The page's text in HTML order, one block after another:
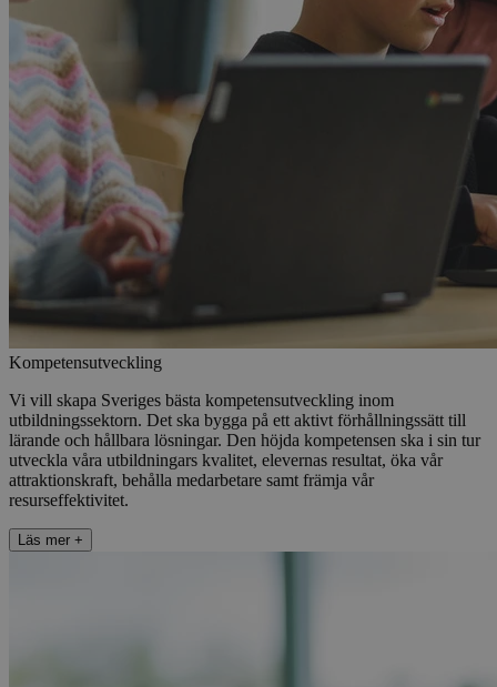
Kompetensutveckling​​​​‌ ‍ ​‍​‍‌‍ ‌ ​‍‌‍‍‌‌‍‌ ‌‍‍‌‌‍ ‍​‍​‍​ ‍‍​‍​‍‌ ​ ‌‍​‌‌‍ ‍‌‍‍‌‌ ‌​‌ ‍‌​‍ ‍‌‍‍‌‌‍ ​‍​‍​‍ ​​‍​‍‌‍‍​‌ ​‍‌‍‌‌‌‍‌‍​‍​‍​ ‍‍​‍​‍​‍ ‌ ​ ‌ ‌​‌ ‌‌‌‍‌​‌‍‍‌‌‍ ​‍ ‌‍‍‌‌‍ ‍‌ ‌​‌‍‌‌‌‍ ‍‌ ‌​​‍ ‌‍‌‌‌‍‌​‌‍‍‌‌ ‌​​‍ ‌‍ ‌‌‍ ‌‍‌​‌‍‌‌​ ‌‌ ​​‌ ​‍‌‍‌‌‌ ​ ‌‍‌‌‌‍ ‍‌ ‌​‌‍​‌‌ ‌​‌‍‍‌‌‍ ‌‍ ‍​ ‍ ‌‍‍‌‌‍‌​​ ‌​ ​‌​ ​‌​ ‌‌‌‍‌‍​ ​‌‌‍‌‌‌‍​‍​ ‌‌​‍ ‌​ ‌​​ ‌​‌‍​‌‌‍‌‍​‍ ‌​ ‌​​ ​ ​ ‌ ‌‍‌‌​‍ ‌‌‍​‍​ ​‍‌‍​‍​ ‌‍​‍ ‌‌‍‌‍‌‍​ ​ ‍‌‌‍‌​​ ​‌‌‍​‌​ ‌ ​ ‌‍​ ‍​​ ​ ‌‍​‌​ ​‌​ ‍ ‌ ‌​‌ ‍‌‌ ​​‌‍‌‌​ ‌‌‍​‌‌ ​‍‌ ‌​‌‍‍‌‌‍​ ‌‍ ​‌‍‌‌‌‌​​‌‍​‌‌‍‌ ‌‍‌‌​ ‍ ‌ ​​‌‍​‌‌ ‌​‌‍‍​​ ‌‌ ​​‌‍​‌‌‍‌ ‌‍‌‌‌​​‍‌ ‌‌‌‍‍‌‌‍ ​‌‍‌​‌‍‌‌‌ ​‍​‍‌‌​ ‌‌‌​​‍‌‌ ‌‍‍ ‌‍‌‌‌ ‍‌​‍‌‌​ ​ ‌​‌​​‍‌‌​ ​ ‌​‌​​‍‌‌​ ​‍​ ​‍​ ‌ ‌‍‌‍‌‍​‍‌‍‌​​ ‍‌​ ‌​‌‍‌‍‌‍‌​‌‍​ ​ ‌ ​ ‍‌‌‍‌​​‍‌‌​ ​‍​ ​‍​‍‌‌​ ‌‌‌​‌​​‍ ‍‌ ‌ ‌‍‌‌‌‍‌‌‌‍‍ ‌ ​ ​‍‌‌​ ‌‌‌​​‍‌‌ ‌‍‍ ‌‍‌‌‌ ‍‌​‍‌‌​ ​ ‌​‌​​‍‌‌​ ​ ‌​‌​​‍‌‌​ ​‍​ ​‍​ ‌ ‌‍‌‍‌‍‌‌​ ​​‌‍​‍‌‍‌‌​ ​​​ ​‍​ ​ ​ ​‍​ ‍‌​ ​​​‍‌‌​ ​‍​ ​‍​‍‌‌​ ‌‌‌​‌​​‍ ‍‌ ​ ‌‍​ ‌‍‍​‌‍‌‌‌‍‌​‌ ‌‌‌‍ ​‌‍‌‌​‍‌‌​ ‌‌‌​​‍‌‌ ‌‍‍ ‌‍‌‌‌ ‍‌​‍‌‌​ ​ ‌​‌​​‍‌‌​ ​ ‌​‌​​‍‌‌​ ​‍​ ​‍‌‍‌‌‌‍‌​‌‍‌‍​ ​‍​ ‌‍‌‍​‍​ ‌​‌‍​‌‌‍‌‌‌‍‌‌​ ​‌‌‍​‌​‍‌‌​ ​‍​ ​‍​‍‌‌​ ‌‌‌​‌​​‍ ‍‌‍‍​‌‍‌‌‌‍​‌‌‍‌​‌‍‍‌‌‍ ‍‌‍‌ ​ ‌‍​‍‌‍​‌‌ ​ ‌‍‌‌‌‌‌‌‌ ​‍‌‍ ​​ ‌​‍‌‌​ ​‍‌​‌‍‌ ​ ‌ ‌​‌ ‌‌‌‍‌​‌‍‍‌‌‍ ​‍‌‍‌‍‍‌‌‍‌​​ ‌​ ​‌​ ​‌​ ‌‌‌‍‌‍​ ​‌‌‍‌‌‌‍​‍​ ‌‌​‍ ‌​ ‌​​ ‌​‌‍​‌‌‍‌‍​‍ ‌​ ‌​​ ​ ​ ‌ ‌‍‌‌​‍ ‌‌‍​‍​ ​‍‌‍​‍​ ‌‍​‍ ‌‌‍‌‍‌‍​ ​ ‍‌‌‍‌​​ ​‌‌‍​‌​ ‌ ​ ‌‍​ ‍​​ ​ ‌‍​‌​ ​‌​‍‌‍‌ ‌​‌ ‍‌‌ ​​‌‍‌‌​ ‌‌‍​‌‌ ​‍‌ ‌​‌‍‍‌‌‍​ ‌‍ ​‌‍‌‌‌‌​​‌‍​‌‌‍‌ ‌‍‌‌​‍‌‍‌ ​​‌‍​‌‌ ‌​‌‍‍​​ ‌‌ ​​‌‍​‌‌‍‌ ‌‍‌‌‌​​‍‌ ‌‌‌‍‍‌‌‍ ​‌‍‌​‌‍‌‌‌ ​‍​‍‌‌​ ‌‌‌​​‍‌‌ ‌‍‍ ‌‍‌‌‌ ‍‌​‍‌‌​ ​ ‌​‌​​‍‌‌​ ​ ‌​‌​​‍‌‌​ ​‍​ ​‍​ ‌ ‌‍‌‍‌‍​‍‌‍‌​​ ‍‌​ ‌​‌‍‌‍‌‍‌​‌‍​ ​ ‌ ​ ‍‌‌‍‌​​‍‌‌​ ​‍​ ​‍​‍‌‌​ ‌‌‌​‌​​‍ ‍‌ ‌ ‌‍‌‌‌‍‌‌‌‍‍ ‌ ​ ​‍‌‌​ ‌‌‌​​‍‌‌ ‌‍‍ ‌‍‌‌‌ ‍‌​‍‌‌​ ​ ‌​‌​​‍‌‌​ ​ ‌​‌​​‍‌‌​ ​‍​ ​‍​ ‌ ‌‍‌‍‌‍‌‌​ ​​‌‍​‍‌‍‌‌​ ​​​ ​‍​ ​ ​ ​‍​ ‍‌​ ​​​‍‌‌​ ​‍​ ​‍​‍‌‌​ ‌‌‌​‌​​‍ ‍‌ ​ ‌‍​ ‌‍‍​‌‍‌‌‌‍‌​‌ ‌‌‌‍ ​‌‍‌‌​‍‌‌​ ‌‌‌​​‍‌‌ ‌‍‍ ‌‍‌‌‌ ‍‌​‍‌‌​ ​ ‌​‌​​‍‌‌​ ​ ‌​‌​​‍‌‌​ ​‍​ ​‍‌‍‌‌‌‍‌​‌‍‌‍​ ​‍​ ‌‍‌‍​‍​ ‌​‌‍​‌‌‍‌‌‌‍‌‌​ ​‌‌‍​‌​‍‌‌​ ​‍​ ​‍​‍‌‌​ ‌‌‌​‌​​‍ ‍‌‍‍​‌‍‌‌‌‍​‌‌‍‌​‌‍‍‌‌‍ ‍‌‍‌ ​‍‌‍‌ ​​‌‍‌‌‌ ​‍‌ ​ ‌ ​​‌‍‌‌‌‍​ ‌ ‌​‌‍‍‌‌ ‌‍‌‍‌‌​ ‌‌ ​​‌ ‌‌‌‍​‍‌‍ ​‌‍‍‌‌ ​ ‌‍‍​‌‍‌‌‌‍‌​​‍​‍‌ ‌
Vi vill skapa Sveriges bästa kompetensutveckling inom
utbildningssektorn. Det ska bygga på ett aktivt förhållningssätt till
lärande och hållbara lösningar. Den höjda kompetensen ska i sin tur
utveckla våra utbildningars kvalitet, elevernas resultat, öka vår
attraktionskraft, behålla medarbetare samt främja vår
resurseffektivitet.​​​​‌ ‍ ​‍​‍‌‍ ‌ ​‍‌‍‍‌‌‍‌ ‌‍‍‌‌‍ ‍​‍​‍​ ‍‍​‍​‍‌ ​ ‌‍​‌‌‍ ‍‌‍‍‌‌ ‌​‌ ‍‌​‍ ‍‌‍‍‌‌‍ ​‍​‍​‍ ​​‍​‍‌‍‍​‌ ​‍‌‍‌‌‌‍‌‍​‍​‍​ ‍‍​‍​‍​‍ ‌ ​ ‌ ‌​‌ ‌‌‌‍‌​‌‍‍‌‌‍ ​‍ ‌‍‍‌‌‍ ‍‌ ‌​‌‍‌‌‌‍ ‍‌ ‌​​‍ ‌‍‌‌‌‍‌​‌‍‍‌‌ ‌​​‍ ‌‍ ‌‌‍ ‌‍‌​‌‍‌‌​ ‌‌ ​​‌ ​‍‌‍‌‌‌ ​ ‌‍‌‌‌‍ ‍‌ ‌​‌‍​‌‌ ‌​‌‍‍‌‌‍ ‌‍ ‍​ ‍ ‌‍‍‌‌‍‌​​ ‌​ ​‌​ ​‌​ ‌‌‌‍‌‍​ ​‌‌‍‌‌‌‍​‍​ ‌‌​‍ ‌​ ‌​​ ‌​‌‍​‌‌‍‌‍​‍ ‌​ ‌​​ ​ ​ ‌ ‌‍‌‌​‍ ‌‌‍​‍​ ​‍‌‍​‍​ ‌‍​‍ ‌‌‍‌‍‌‍​ ​ ‍‌‌‍‌​​ ​‌‌‍​‌​ ‌ ​ ‌‍​ ‍​​ ​ ‌‍​‌​ ​‌​ ‍ ‌ ‌​‌ ‍‌‌ ​​‌‍‌‌​ ‌‌‍​‌‌ ​‍‌ ‌​‌‍‍‌‌‍​ ‌‍ ​‌‍‌‌‌‌​​‌‍​‌‌‍‌ ‌‍‌‌​ ‍ ‌ ​​‌‍​‌‌ ‌​‌‍‍​​ ‌‌ ​​‌‍​‌‌‍‌ ‌‍‌‌‌​​‍‌ ‌‌‌‍‍‌‌‍ ​‌‍‌​‌‍‌‌‌ ​‍​‍‌‌​ ‌‌‌​​‍‌‌ ‌‍‍ ‌‍‌‌‌ ‍‌​‍‌‌​ ​ ‌​‌​​‍‌‌​ ​ ‌​‌​​‍‌‌​ ​‍​ ​‍​ ‌ ‌‍‌‍‌‍​‍‌‍‌​​ ‍‌​ ‌​‌‍‌‍‌‍‌​‌‍​ ​ ‌ ​ ‍‌‌‍‌​​‍‌‌​ ​‍​ ​‍​‍‌‌​ ‌‌‌​‌​​‍ ‍‌ ‌ ‌‍‌‌‌‍‌‌‌‍‍ ‌ ​ ​‍‌‌​ ‌‌‌​​‍‌‌ ‌‍‍ ‌‍‌‌‌ ‍‌​‍‌‌​ ​ ‌​‌​​‍‌‌​ ​ ‌​‌​​‍‌‌​ ​‍​ ​‍​ ‌ ‌‍‌‍‌‍‌‌​ ​​‌‍​‍‌‍‌‌​ ​​​ ​‍​ ​ ​ ​‍​ ‍‌​ ​​​‍‌‌​ ​‍​ ​‍​‍‌‌​ ‌‌‌​‌​​‍ ‍‌ ​ ‌‍​ ‌‍‍​‌‍‌‌‌‍‌​‌ ‌‌‌‍ ​‌‍‌‌​‍‌‌​ ‌‌‌​​‍‌‌ ‌‍‍ ‌‍‌‌‌ ‍‌​‍‌‌​ ​ ‌​‌​​‍‌‌​ ​ ‌​‌​​‍‌‌​ ​‍​ ​‍‌‍‌‌‌‍‌​‌‍‌‍​ ​‍​ ‌‍‌‍​‍​ ‌​‌‍​‌‌‍‌‌‌‍‌‌​ ​‌‌‍​‌​‍‌‌​ ​‍​ ​‍​‍‌‌​ ‌‌‌​‌​​‍ ‍‌ ‌​‌‍‌‌‌ ‍​‌ ‌​​ ‌‍​‍‌‍​‌‌ ​ ‌‍‌‌‌‌‌‌‌ ​‍‌‍ ​​ ‌​‍‌‌​ ​‍‌​‌‍‌ ​ ‌ ‌​‌ ‌‌‌‍‌​‌‍‍‌‌‍ ​‍‌‍‌‍‍‌‌‍‌​​ ‌​ ​‌​ ​‌​ ‌‌‌‍‌‍​ ​‌‌‍‌‌‌‍​‍​ ‌‌​‍ ‌​ ‌​​ ‌​‌‍​‌‌‍‌‍​‍ ‌​ ‌​​ ​ ​ ‌ ‌‍‌‌​‍ ‌‌‍​‍​ ​‍‌‍​‍​ ‌‍​‍ ‌‌‍‌‍‌‍​ ​ ‍‌‌‍‌​​ ​‌‌‍​‌​ ‌ ​ ‌‍​ ‍​​ ​ ‌‍​‌​ ​‌​‍‌‍‌ ‌​‌ ‍‌‌ ​​‌‍‌‌​ ‌‌‍​‌‌ ​‍‌ ‌​‌‍‍‌‌‍​ ‌‍ ​‌‍‌‌‌‌​​‌‍​‌‌‍‌ ‌‍‌‌​‍‌‍‌ ​​‌‍​‌‌ ‌​‌‍‍​​ ‌‌ ​​‌‍​‌‌‍‌ ‌‍‌‌‌​​‍‌ ‌‌‌‍‍‌‌‍ ​‌‍‌​‌‍‌‌‌ ​‍​‍‌‌​ ‌‌‌​​‍‌‌ ‌‍‍ ‌‍‌‌‌ ‍‌​‍‌‌​ ​ ‌​‌​​‍‌‌​ ​ ‌​‌​​‍‌‌​ ​‍​ ​‍​ ‌ ‌‍‌‍‌‍​‍‌‍‌​​ ‍‌​ ‌​‌‍‌‍‌‍‌​‌‍​ ​ ‌ ​ ‍‌‌‍‌​​‍‌‌​ ​‍​ ​‍​‍‌‌​ ‌‌‌​‌​​‍ ‍‌ ‌ ‌‍‌‌‌‍‌‌‌‍‍ ‌ ​ ​‍‌‌​ ‌‌‌​​‍‌‌ ‌‍‍ ‌‍‌‌‌ ‍‌​‍‌‌​ ​ ‌​‌​​‍‌‌​ ​ ‌​‌​​‍‌‌​ ​‍​ ​‍​ ‌ ‌‍‌‍‌‍‌‌​ ​​‌‍​‍‌‍‌‌​ ​​​ ​‍​ ​ ​ ​‍​ ‍‌​ ​​​‍‌‌​ ​‍​ ​‍​‍‌‌​ ‌‌‌​‌​​‍ ‍‌ ​ ‌‍​ ‌‍‍​‌‍‌‌‌‍‌​‌ ‌‌‌‍ ​‌‍‌‌​‍‌‌​ ‌‌‌​​‍‌‌ ‌‍‍ ‌‍‌‌‌ ‍‌​‍‌‌​ ​ ‌​‌​​‍‌‌​ ​ ‌​‌​​‍‌‌​ ​‍​ ​‍‌‍‌‌‌‍‌​‌‍‌‍​ ​‍​ ‌‍‌‍​‍​ ‌​‌‍​‌‌‍‌‌‌‍‌‌​ ​‌‌‍​‌​‍‌‌​ ​‍​ ​‍​‍‌‌​ ‌‌‌​‌​​‍ ‍‌ ‌​‌‍‌‌‌ ‍​‌ ‌​​‍‌‍‌ ​​‌‍‌‌‌ ​‍‌ ​ ‌ ​​‌‍‌‌‌‍​ ‌ ‌​‌‍‍‌‌ ‌‍‌‍‌‌​ ‌‌ ​​‌ ‌‌‌‍​‍‌‍ ​‌‍‍‌‌ ​ ‌‍‍​‌‍‌‌‌‍‌​​‍​‍‌ ‌
Läs mer +